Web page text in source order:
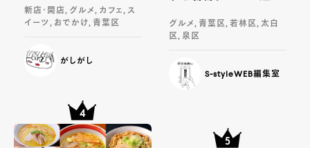
新店・開店, グルメ, カフェ, ス
イーツ, おでかけ, 青葉区
がしがし
グルメ, 青葉区, 若林区, 太白
区, 泉区
S-styleWEB編集室